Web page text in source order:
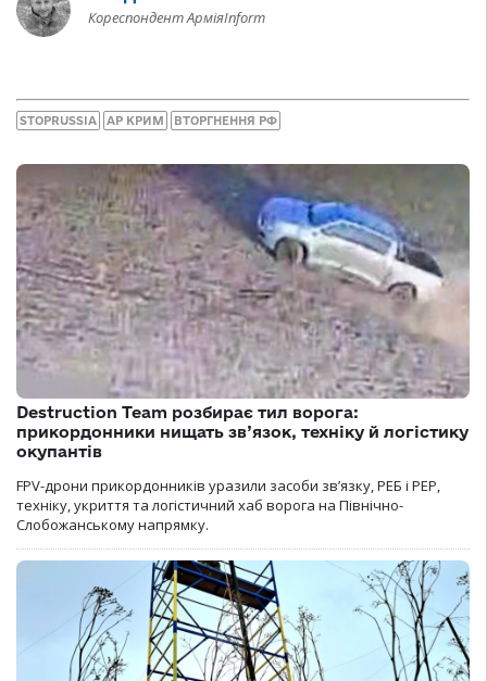
Кореспондент АрміяInform
STOPRUSSIA АР КРИМ ВТОРГНЕННЯ РФ
Destruction Team розбирає тил ворога:
прикордонники нищать зв’язок, техніку й логістику
окупантів
FPV-дрони прикордонників уразили засоби зв’язку, РЕБ і РЕР,
техніку, укриття та логістичний хаб ворога на Північно-
Слобожанському напрямку.